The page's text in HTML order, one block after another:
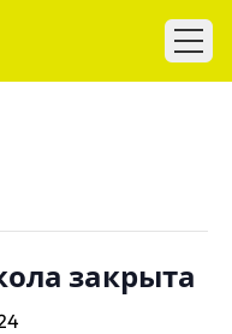
закрыта